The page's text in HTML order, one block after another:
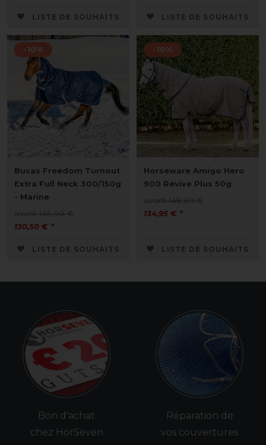
LISTE DE SOUHAITS LISTE DE SOUHAITS
-10%
Bucas Freedom Turnout
Extra Full Neck 300/150g
- Marine
avant 145,00 €
130,50 € *
LISTE DE SOUHAITS
-10%
Horseware Amigo Hero
900 Revive Plus 50g
avant 149,90 €
134,95 € *
LISTE DE SOUHAITS
Bon d'achat
chez HorSeven
Réparation de
vos couvertures